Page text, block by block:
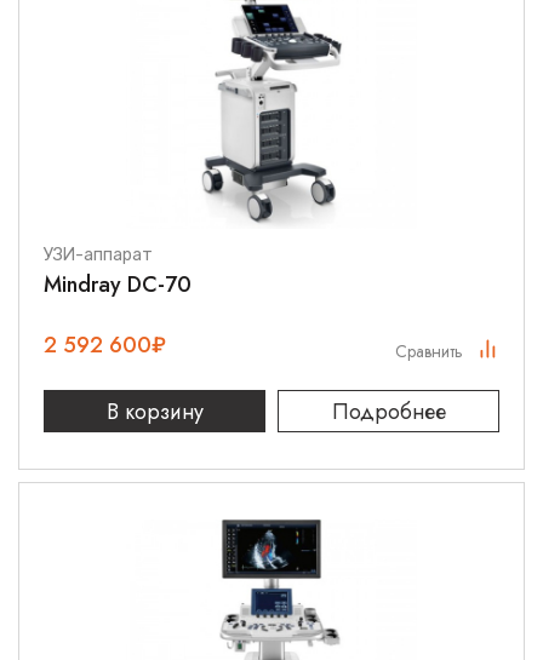
УЗИ-аппарат
Mindray DC-70
2 592 600₽
В корзину Подробнее
Сравнить